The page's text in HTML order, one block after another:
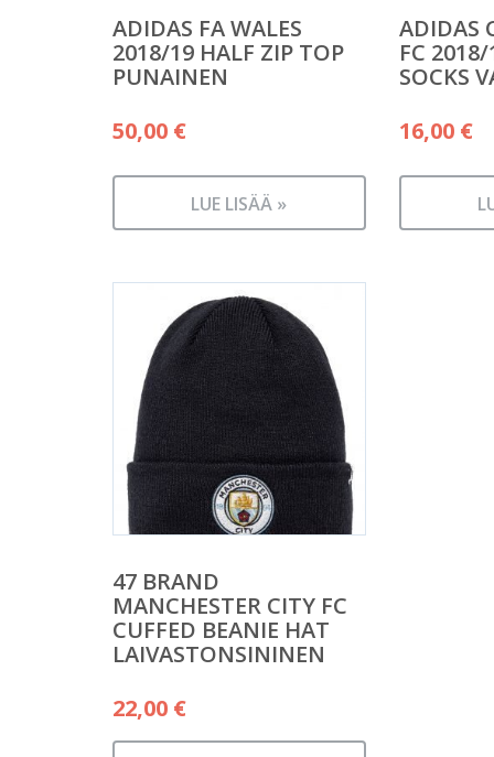
ADIDAS FA WALES
2018/19 HALF ZIP TOP
PUNAINEN
50,00 €
LUE LISÄÄ »
ADIDAS
FC
SOCKS
16,00 €
47 BRAND
MANCHESTER CITY FC
CUFFED BEANIE HAT
LAIVASTONSININEN
22,00 €